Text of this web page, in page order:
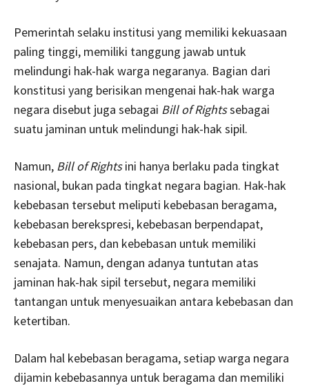
Pemerintah selaku institusi yang memiliki kekuasaan
paling tinggi, memiliki tanggung jawab untuk
melindungi hak-hak warga negaranya. Bagian dari
konstitusi yang berisikan mengenai hak-hak warga
negara disebut juga sebagai Bill of Rightssebagai
suatu jaminan untuk melindungi hak-hak sipil.
Namun, Bill of Rightsini hanya berlaku pada tingkat
nasional, bukan pada tingkat negara bagian. Hak-hak
kebebasan tersebut meliputi kebebasan beragama,
kebebasan berekspresi, kebebasan berpendapat,
kebebasan pers, dan kebebasan untuk memiliki
senajata. Namun, dengan adanya tuntutan atas
jaminan hak-hak sipil tersebut, negara memiliki
tantangan untuk menyesuaikan antara kebebasan dan
ketertiban.
Dalam hal kebebasan beragama, setiap warga negara
dijamin kebebasannya untuk beragama dan memiliki